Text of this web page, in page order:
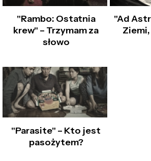
"Rambo: Ostatnia
krew" – Trzymam za
słowo
"Ad
"Parasite" – Kto jest
pasożytem?